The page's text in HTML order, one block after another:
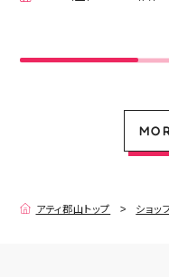
レンダー
評営業中！
車サービス
専門店対象]
アティ郡山トップ ショッ